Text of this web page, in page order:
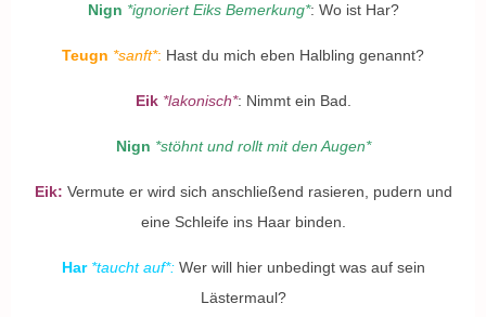
Nign *ignoriert Eiks Bemerkung*: Wo ist Har?
Teugn *sanft*: Hast du mich eben Halbling genannt?
Eik *lakonisch*: Nimmt ein Bad.
Nign *stöhnt und rollt mit den Augen*
Eik: Vermute er wird sich anschließend rasieren, pudern und
eine Schleife ins Haar binden.
Har *taucht auf*:Wer will hier unbedingt was auf sein
Lästermaul?